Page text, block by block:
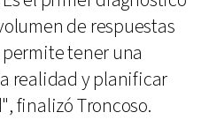
de respuestas
tener una
realidad y planificar
finalizó Troncoso.